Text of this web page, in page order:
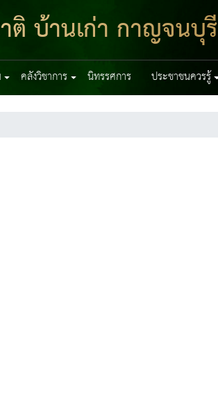
บ้านเก่า กาญจนบุรี
คลังวิชาการ นิทรรศการ ประชาชนควรรู้